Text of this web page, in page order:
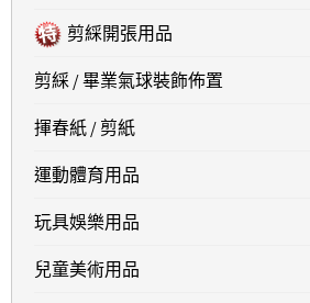
剪綵開張用品
剪綵 / 畢業氣球裝飾佈置
揮春紙 / 剪紙
運動體育用品
玩具娛樂用品
兒童美術用品